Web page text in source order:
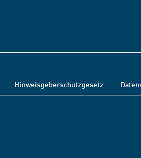
Hinweisgeberschutzgesetz